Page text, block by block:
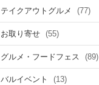
テイクアウトグルメ (77)
お取り寄せ (55)
グルメ・フードフェス (89)
バルイベント (13)